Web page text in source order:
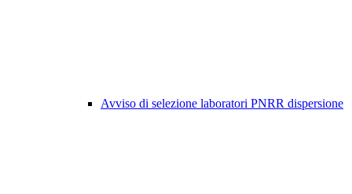
Avviso di selezione laboratori PNRR dispersione